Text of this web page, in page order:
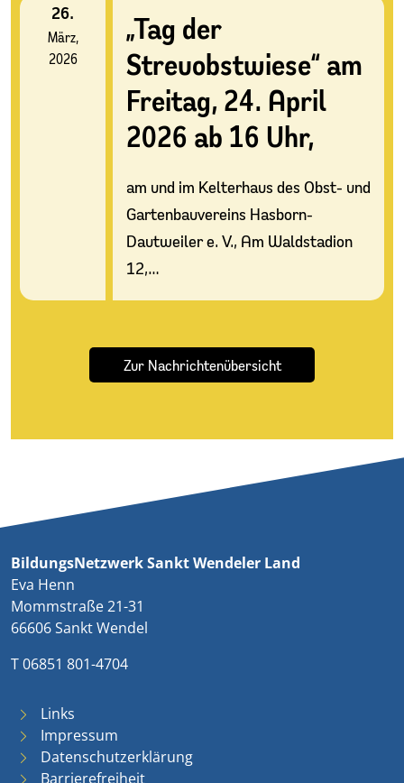
26.
März,
2026
„Tag der
Streuobstwiese“ am
Freitag, 24. April
2026 ab 16 Uhr,
am und im Kelterhaus des Obst- und
Gartenbauvereins Hasborn-
Dautweiler e. V., Am Waldstadion
12,…
Zur Nachrichtenübersicht
BildungsNetzwerk Sankt Wendeler Land
Eva Henn
Mommstraße 21-31
66606 Sankt Wendel
T 06851 801-4704
Links
Impressum
Datenschutzerklärung
Barrierefreiheit